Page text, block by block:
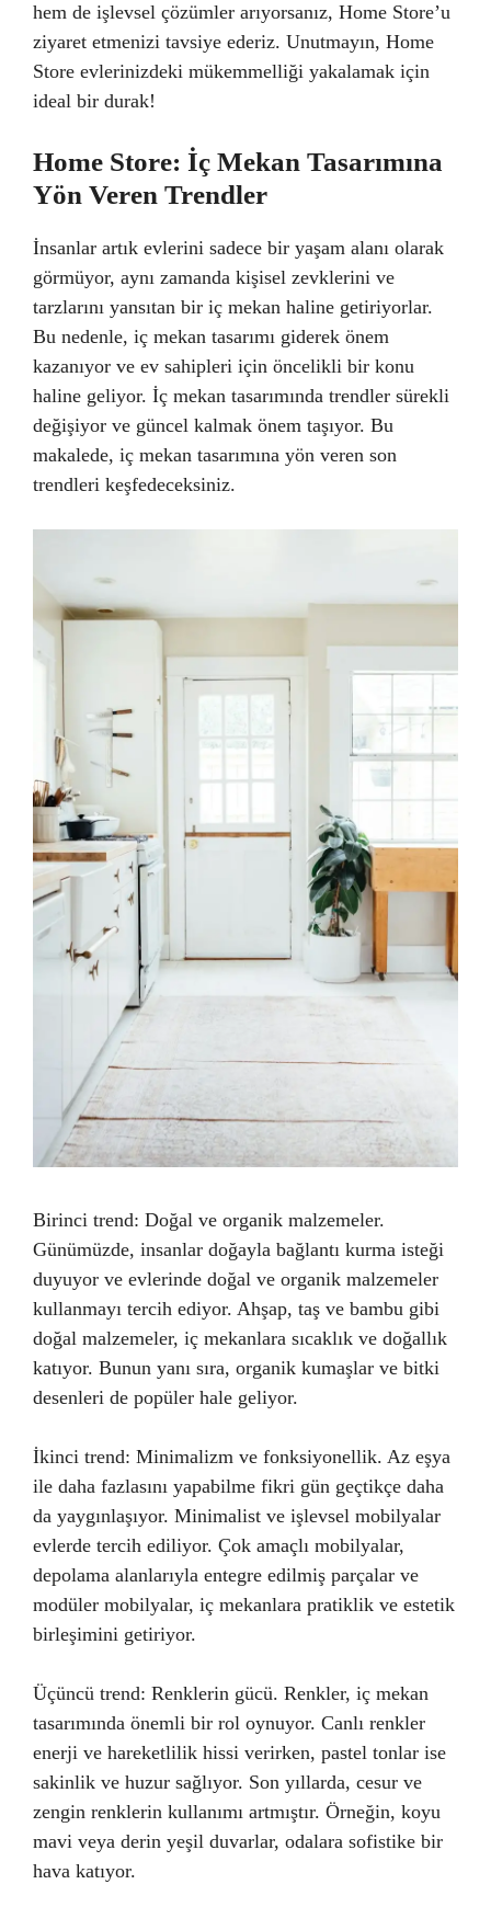
hem de işlevsel çözümler arıyorsanız, Home Store’u
ziyaret etmenizi tavsiye ederiz. Unutmayın, Home
Store evlerinizdeki mükemmelliği yakalamak için
ideal bir durak!
Home Store: İç Mekan Tasarımına
Yön Veren Trendler
İnsanlar artık evlerini sadece bir yaşam alanı olarak
görmüyor, aynı zamanda kişisel zevklerini ve
tarzlarını yansıtan bir iç mekan haline getiriyorlar.
Bu nedenle, iç mekan tasarımı giderek önem
kazanıyor ve ev sahipleri için öncelikli bir konu
haline geliyor. İç mekan tasarımında trendler sürekli
değişiyor ve güncel kalmak önem taşıyor. Bu
makalede, iç mekan tasarımına yön veren son
trendleri keşfedeceksiniz.
Birinci trend: Doğal ve organik malzemeler.
Günümüzde, insanlar doğayla bağlantı kurma isteği
duyuyor ve evlerinde doğal ve organik malzemeler
kullanmayı tercih ediyor. Ahşap, taş ve bambu gibi
doğal malzemeler, iç mekanlara sıcaklık ve doğallık
katıyor. Bunun yanı sıra, organik kumaşlar ve bitki
desenleri de popüler hale geliyor.
İkinci trend: Minimalizm ve fonksiyonellik. Az eşya
ile daha fazlasını yapabilme fikri gün geçtikçe daha
da yaygınlaşıyor. Minimalist ve işlevsel mobilyalar
evlerde tercih ediliyor. Çok amaçlı mobilyalar,
depolama alanlarıyla entegre edilmiş parçalar ve
modüler mobilyalar, iç mekanlara pratiklik ve estetik
birleşimini getiriyor.
Üçüncü trend: Renklerin gücü. Renkler, iç mekan
tasarımında önemli bir rol oynuyor. Canlı renkler
enerji ve hareketlilik hissi verirken, pastel tonlar ise
sakinlik ve huzur sağlıyor. Son yıllarda, cesur ve
zengin renklerin kullanımı artmıştır. Örneğin, koyu
mavi veya derin yeşil duvarlar, odalara sofistike bir
hava katıyor.